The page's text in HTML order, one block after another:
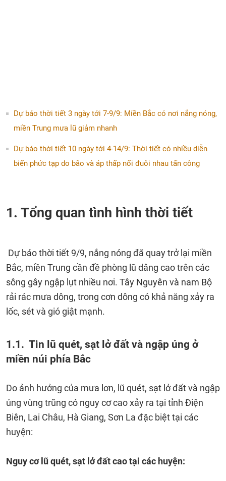
Dự báo thời tiết 3 ngày tới 7-9/9: Miền Bắc có nơi nắng nóng,
miền Trung mưa lũ giảm nhanh
Dự báo thời tiết 10 ngày tới 4-14/9: Thời tiết có nhiều diễn
biến phức tạp do bão và áp thấp nối đuôi nhau tấn công
1. Tổng quan tình hình thời tiết
Dự báo thời tiết 9/9, nắng nóng đã quay trở lại miền
Bắc, miền Trung cần đề phòng lũ dâng cao trên các
sông gây ngập lụt nhiều nơi. Tây Nguyên và nam Bộ
rải rác mưa dông, trong cơn dông có khả năng xảy ra
lốc, sét và gió giật mạnh.
1.1. Tin lũ quét, sạt lở đất và ngập úng ở
miền núi phía Bắc
Do ảnh hưởng của mưa lơn, lũ quét, sạt lở đất và ngập
úng vùng trũng có nguy cơ cao xảy ra tại tỉnh Điện
Biên, Lai Châu, Hà Giang, Sơn La đặc biệt tại các
huyện:
Nguy cơ lũ quét, sạt lở đất cao tại các huyện: